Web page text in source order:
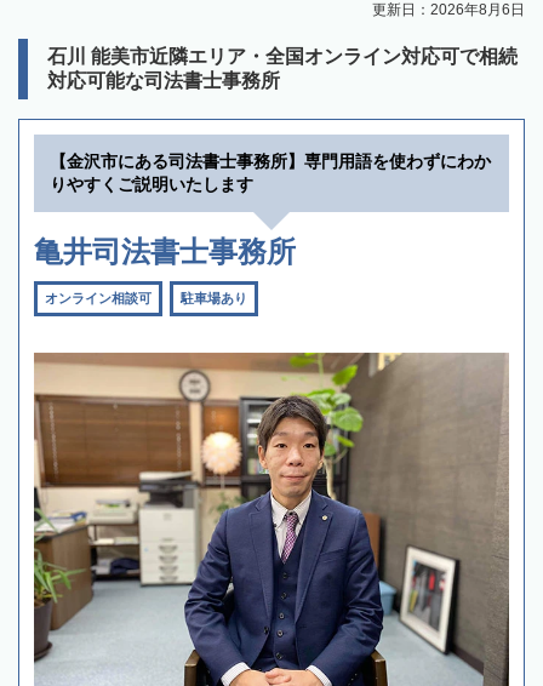
更新日：2026年8月6日
石川 能美市近隣エリア・全国オンライン対応可で相続
対応可能な司法書士事務所
【金沢市にある司法書士事務所】専門用語を使わずにわか
りやすくご説明いたします
亀井司法書士事務所
オンライン相談可 駐車場あり